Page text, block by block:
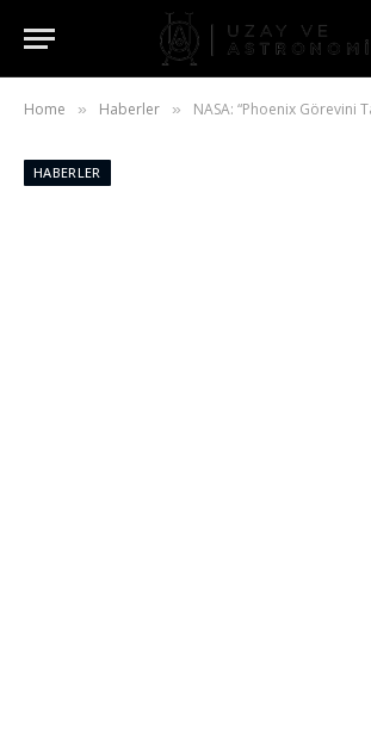
Home » Haberler » NASA: “Phoenix Görevini
HABERLER